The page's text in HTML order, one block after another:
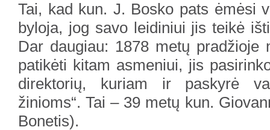
Tai, kad kun. J. Bosko pats ėmėsi
byloja, jog savo leidiniui jis teikė
Dar daugiau: 1878 metų pradžioje
patikėti kitam asmeniui, jis
direktorių, kuriam ir paskyrė
žinioms“. Tai – 39 metų kun.
Bonetis).